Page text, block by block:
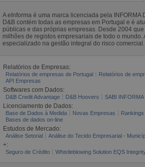
A eInforma é uma marca licenciada pela
D&B contém todas as empresas em Portugal e é
públicas e das próprias empresas. Desde 2004
milhões de registos empresariais de todo o mundo.
especializado na gestão integral do risco comercial.
Relatórios de Empresas:
Relatórios de empresas de Portugal Relatórios de
API Empresas
Softwares com Dados:
D&B Credit Advantage D&B Hoovers SABI INFORMA
Licenciamento de Dados:
Base de Dados à Medida Novas Empresas Rankings
Bases de dados on-line
Estudos de Mercado:
Análise Setorial Análise do Tecido Empresarial -
+:
Seguro de Crédito Whistleblowing Solution EQS